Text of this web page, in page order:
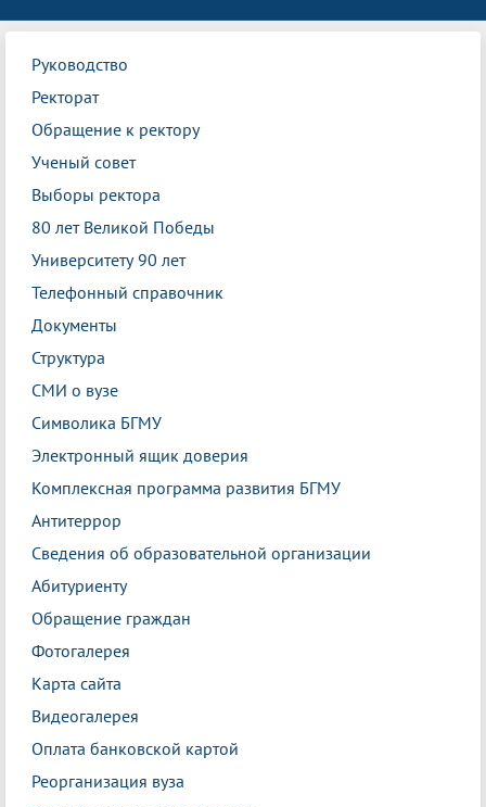
Руководство
Ректорат
Обращение к ректору
Ученый совет
Выборы ректора
80 лет Великой Победы
Университету 90 лет
Телефонный справочник
Документы
Структура
СМИ о вузе
Символика БГМУ
Электронный ящик доверия
Комплексная программа развития БГМУ
Антитеррор
Сведения об образовательной организации
Абитуриенту
Обращение граждан
Фотогалерея
Карта сайта
Видеогалерея
Оплата банковской картой
Реорганизация вуза